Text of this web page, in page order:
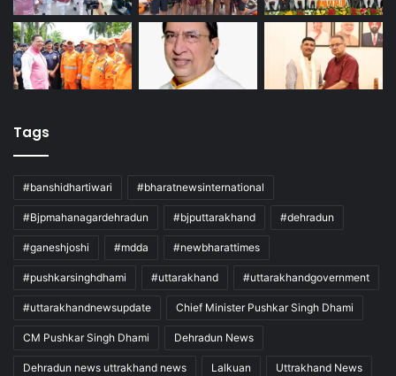
Tags
#banshidhartiwari #bharatnewsinternational
#Bjpmahanagardehradun #bjputtarakhand #dehradun
#ganeshjoshi #mdda #newbharattimes
#pushkarsinghdhami #uttarakhand #uttarakhandgovernment
#uttarakhandnewsupdate Chief Minister Pushkar Singh Dhami
CM Pushkar Singh Dhami Dehradun News
Dehradun news uttrakhand news Lalkuan Uttrakhand News